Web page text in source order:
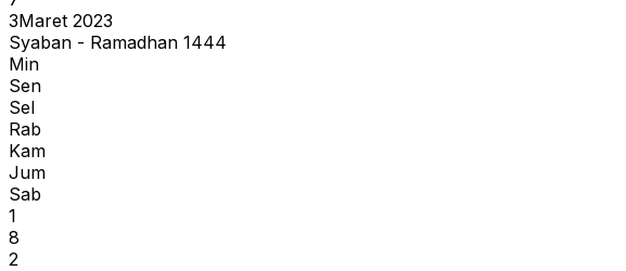
3Maret 2023
Syaban - Ramadhan 1444
Min
Sen
Sel
Rab
Kam
Jum
Sab
1
8
2